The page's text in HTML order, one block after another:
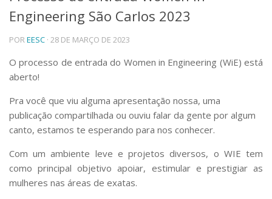
Telefones e Mapas
Pessoas
Ensino
Graduação
Pós-Graduação
Cursos de Extensão
Pesquisa e Inovação
Linhas de Pesquisa
Centros, Núcleos e Projetos em Rede
Pós-doutorado
Iniciação Científica
Transferência de Tecnologia
Engineering São Carlos 2023
POREESC · 28 DE MARÇO DE 2023
O processo de entrada do Women in Engineering (WiE) está
aberto!
Pra você que viu alguma apresentação nossa, uma
publicação compartilhada ou ouviu falar da gente por algum
canto, estamos te esperando para nos conhecer.
Com um ambiente leve e projetos diversos, o WIE tem
como principal objetivo apoiar, estimular e prestigiar as
mulheres nas áreas de exatas.